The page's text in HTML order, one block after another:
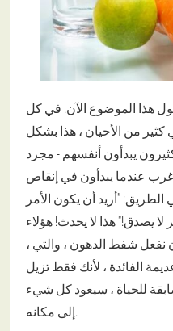
هذا الموضوع الآن. في كل
كثير من الأحيان ، هذا بشكل
يبدأون أنفسهم - مجرد
عندما يبدأون في إنقاص
"أريد أن يكون الأمر
لا يصدق!" هذا لا يحدث! هؤلاء
نفعل شفط الدهون ، والتي ،
الفائدة ، لأنك فقط تزيل
للحياة ، سيعود كل شيء
إلى مكانه.